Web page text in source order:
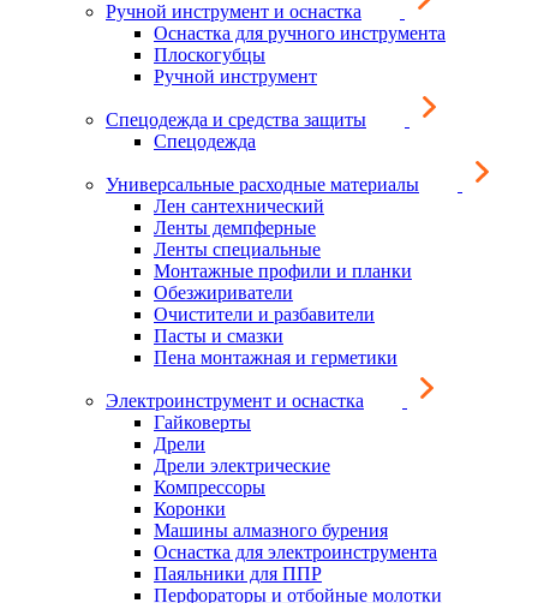
Ручной инструмент и оснастка
Оснастка для ручного инструмента
Плоскогубцы
Ручной инструмент
Спецодежда и средства защиты
Спецодежда
Универсальные расходные материалы
Лен сантехнический
Ленты демпферные
Ленты специальные
Монтажные профили и планки
Обезжириватели
Очистители и разбавители
Пасты и смазки
Пена монтажная и герметики
Электроинструмент и оснастка
Гайковерты
Дрели
Дрели электрические
Компрессоры
Коронки
Машины алмазного бурения
Оснастка для электроинструмента
Паяльники для ППР
Перфораторы и отбойные молотки